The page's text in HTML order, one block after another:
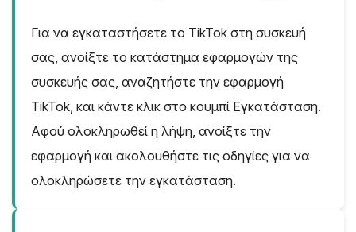
Για να εγκαταστήσετε το TikTok στη συσκευή
σας, ανοίξτε το κατάστημα εφαρμογών της
συσκευής σας, αναζητήστε την εφαρμογή
TikTok, και κάντε κλικ στο κουμπί Εγκατάσταση.
Αφού ολοκληρωθεί η λήψη, ανοίξτε την
εφαρμογή και ακολουθήστε τις οδηγίες για να
ολοκληρώσετε την εγκατάσταση.